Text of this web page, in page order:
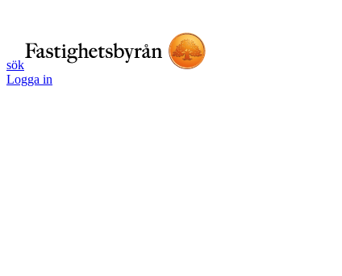
sök
Logga in